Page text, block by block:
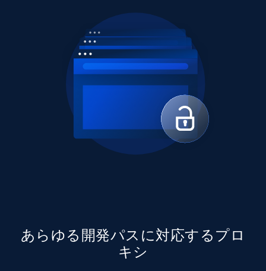
あらゆる開発パスに対応するプロ
キシ